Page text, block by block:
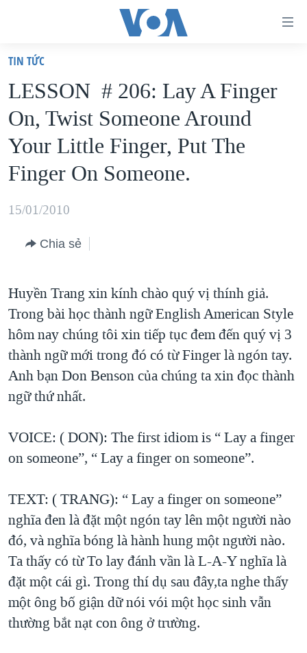
truy
cập
Tới
nội
chính
Tới
hướng
Đi
tới
"Tìm"
VIỆT NAM
HOA KỲ
BIỂN ĐÔNG
THẾ GIỚI
MỤC
VẠCH TRẦN TIN GIẢ
NGƯỜI VIỆT HẢI NGOẠI
KINH TẾ
KHOA HỌC
VĂN HOÁ
GIÁO DỤC
CHIẾN TRANH THƯƠNG MẠI CỦA MỸ: QUÁ KHỨ VÀ HIỆN
TẠI
HÀNH TRÌNH BẦU CỬ 2024
MỘT NĂM CHIẾN TRANH TẠI DẢI GAZA
GIẢI MÃ VÀNH ĐAI & CON ĐƯỜNG
TRỊNH VĨNH BÌNH - NGƯỜI HẠ 'BÊN THẮNG CUỘC'
GROUND ZERO – XƯA VÀ NAY
CÁC GIÁ TRỊ CỘNG HÒA Ở VIỆT NAM
THƯỢNG ĐỈNH TRUMP-KIM TẠI VIỆT NAM
TRỊNH VĨNH BÌNH VS. CHÍNH PHỦ VIỆT NAM
NGƯ DÂN VIỆT VÀ LÀN SÓNG TRỘM HẢI SÂM
BÊN KIA QUỐC LỘ: TIẾNG VỌNG TỪ NÔNG THÔN MỸ
QUAN HỆ VIỆT MỸ
HỌC TIẾNG ANH
VIDEO
NGHE
MẠNG XÃ HỘI
Ngôn ngữ khác
TIN TỨC
LESSON # 206: Lay A Finger
On, Twist Someone Around
Your Little Finger, Put The
Finger On Someone.
15/01/2010
Chia sẻ
Huyền Trang xin kính chào quý vị thính giả.
Trong bài học thành ngữ English American Style
hôm nay chúng tôi xin tiếp tục đem đến quý vị 3
thành ngữ mới trong đó có từ Finger là ngón tay.
Anh bạn Don Benson của chúng ta xin đọc thành
ngữ thứ nhất.
VOICE: ( DON): The first idiom is “ Lay a finger
on someone”, “ Lay a finger on someone”.
TEXT: ( TRANG): “ Lay a finger on someone”
nghĩa đen là đặt một ngón tay lên một người nào
đó, và nghĩa bóng là hành hung một người nào.
Ta thấy có từ To lay đánh vần là L-A-Y nghĩa là
đặt một cái gì. Trong thí dụ sau đây,ta nghe thấy
một ông bố giận dữ nói vói một học sinh vẫn
thường bắt nạt con ông ở trường.